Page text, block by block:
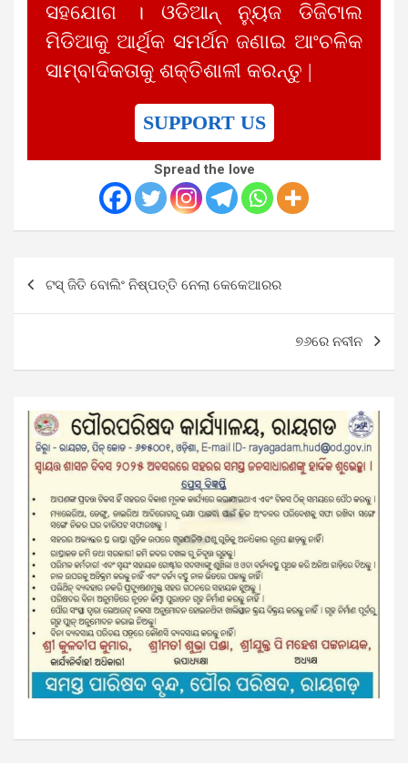
ସହଯୋଗ । ଓଡିଆନ୍ ନ୍ୟୁଜ ଡିଜିଟାଲ
ମିଡିଆକୁ ଆର୍ଥିକ ସମର୍ଥନ ଜଣାଇ ଆଂଚଳିକ
ସାମ୍ବାଦିକତାକୁ ଶକ୍ତିଶାଳୀ କରନ୍ତୁ |
SUPPORT US
Spread the love
navigation
ଟସ୍ ଜିତି ବୋଲିଂ ନିଷ୍ପତ୍ତି ନେଲା କେକେଆରର
୭୬ରେ ନବୀନ